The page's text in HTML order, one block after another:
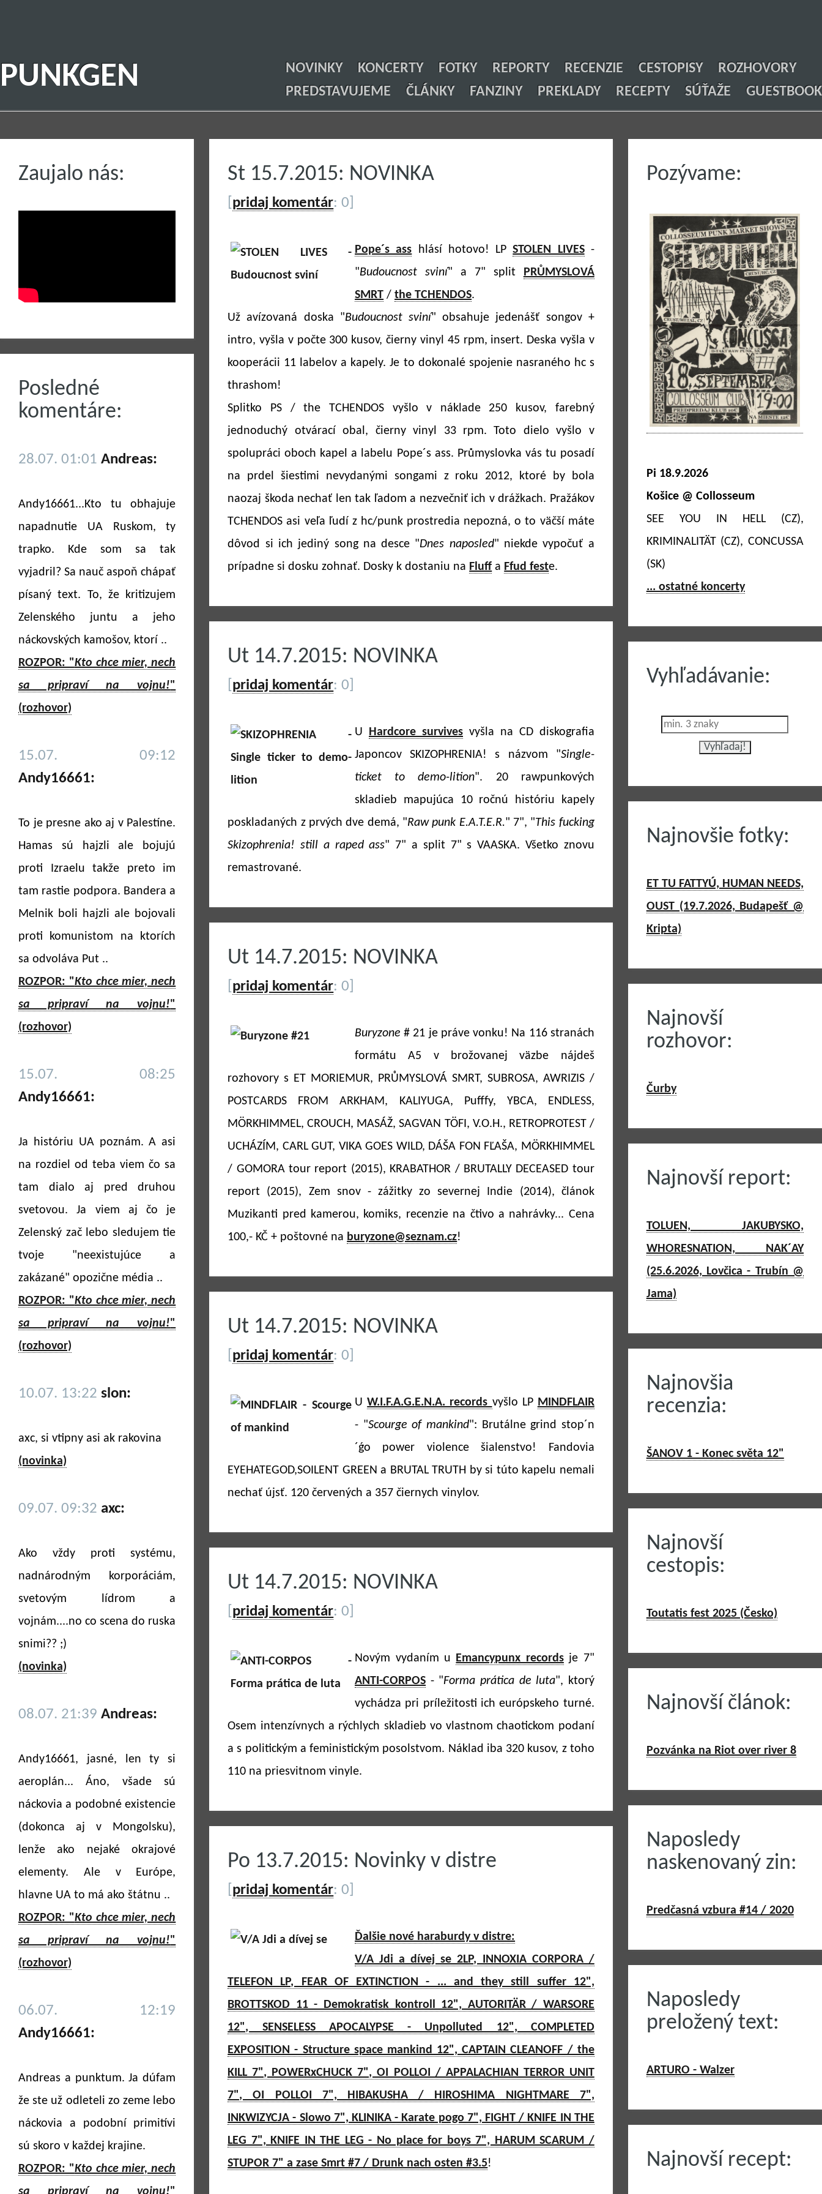
PUNKGEN NOVINKY KONCERTY FOTKY REPORTY RECENZIE CESTOPISY
ROZHOVORY
PREDSTAVUJEME
ČLÁNKY FANZINY PREKLADY RECEPTY SÚŤAŽE GUESTBOOK
Zaujalo nás:
Posledné
komentáre:
28.07. 01:01 Andreas:
Andy16661...Kto tu obhajuje
napadnutie UA Ruskom, ty
trapko. Kde som sa tak
vyjadril? Sa nauč aspoň chápať
písaný text. To, že kritizujem
Zelenského juntu a jeho
náckovských kamošov, ktorí ..
ROZPOR: "Kto chce mier, nech
sa pripraví na vojnu!"
(rozhovor)
15.07. 09:12
Andy16661:
To je presne ako aj v Palestíne.
Hamas sú hajzli ale bojujú
proti Izraelu takže preto im
tam rastie podpora. Bandera a
Melnik boli hajzli ale bojovali
proti komunistom na ktorích
sa odvoláva Put ..
ROZPOR: "Kto chce mier, nech
sa pripraví na vojnu!"
(rozhovor)
15.07. 08:25
Andy16661:
Ja históriu UA poznám. A asi
na rozdiel od teba viem čo sa
tam dialo aj pred druhou
svetovou. Ja viem aj čo je
Zelenský zač lebo sledujem tie
tvoje "neexistujúce a
zakázané" opozične média ..
ROZPOR: "Kto chce mier, nech
sa pripraví na vojnu!"
(rozhovor)
10.07. 13:22 slon:
axc, si vtipny asi ak rakovina
(novinka)
09.07. 09:32 axc:
Ako vždy proti systému,
nadnárodným korporáciám,
svetovým lídrom a
vojnám....no co scena do ruska
snimi?? ;)
(novinka)
08.07. 21:39 Andreas:
Andy16661, jasné, len ty si
aeroplán... Áno, všade sú
náckovia a podobné existencie
(dokonca aj v Mongolsku),
lenže ako nejaké okrajové
elementy. Ale v Európe,
hlavne UA to má ako štátnu ..
ROZPOR: "Kto chce mier, nech
sa pripraví na vojnu!"
(rozhovor)
06.07. 12:19
Andy16661:
Andreas a punktum. Ja dúfam
že ste už odleteli zo zeme lebo
náckovia a podobní primitívi
sú skoro v každej krajine.
ROZPOR: "Kto chce mier, nech
sa pripraví na vojnu!"
St 15.7.2015: NOVINKA
pridaj komentár: 0]
Pope´s ass hlásí hotovo! LPSTOLEN LIVES-
"Budoucnost sviní" a 7" split PRŮMYSLOVÁ
SMRT /the TCHENDOS.
Už avízovaná doska "Budoucnost sviní" obsahuje jedenášť songov +
intro, vyšla v počte 300 kusov, čierny vinyl 45 rpm, insert. Deska vyšla v
kooperácii 11 labelov a kapely. Je to dokonalé spojenie nasraného hc s
thrashom!
Splitko PS / the TCHENDOS vyšlo v náklade 250 kusov, farebný
jednoduchý otvárací obal, čierny vinyl 33 rpm. Toto dielo vyšlo v
spolupráci oboch kapel a labelu Pope´s ass. Průmyslovka vás tu posadí
na prdel šiestimi nevydanými songami z roku 2012, ktoré by bola
naozaj škoda nechať len tak ľadom a nezvečniť ich v drážkach. Pražákov
TCHENDOS asi veľa ľudí z hc/punk prostredia nepozná, o to väčší máte
dôvod si ich jediný song na desce "Dnes naposled" niekde vypočuť a
prípadne si dosku zohnať. Dosky k dostaniu na Fluff a Ffud feste.
Ut 14.7.2015: NOVINKA
pridaj komentár: 0]
U Hardcore survivesvyšla na CD diskografia
Japoncov SKIZOPHRENIA! s názvom "Single-
ticket to demo-lition". 20 rawpunkových
skladieb mapujúca 10 ročnú históriu kapely
poskladaných z prvých dve demá, "Raw punk E.A.T.E.R." 7", "This fucking
Skizophrenia! still a raped ass" 7" a split 7" s VAASKA. Všetko znovu
remastrované.
Ut 14.7.2015: NOVINKA
pridaj komentár: 0]
Buryzone # 21 je práve vonku! Na 116 stranách
formátu A5 v brožovanej väzbe nájdeš
rozhovory s ET MORIEMUR, PRŮMYSLOVÁ SMRT, SUBROSA, AWRIZIS /
POSTCARDS FROM ARKHAM, KALIYUGA, Pufffy, YBCA, ENDLESS,
MÖRKHIMMEL, CROUCH, MASÁŽ, SAGVAN TÖFI, V.O.H., RETROPROTEST /
UCHÁZÍM, CARL GUT, VIKA GOES WILD, DÁŠA FON FĽAŠA, MÖRKHIMMEL
/ GOMORA tour report (2015), KRABATHOR / BRUTALLY DECEASED tour
report (2015), Zem snov - zážitky zo severnej Indie (2014), článok
Muzikanti pred kamerou, komiks, recenzie na čtivo a nahrávky... Cena
100,- KČ + poštovné na buryzone@seznam.cz!
Ut 14.7.2015: NOVINKA
pridaj komentár: 0]
UW.I.F.A.G.E.N.A. records vyšlo LP MINDFLAIR
- "Scourge of mankind": Brutálne grind stop´n
´ǵo power violence šialenstvo! Fandovia
EYEHATEGOD,SOILENT GREEN a BRUTAL TRUTH by si túto kapelu nemali
nechať újsť. 120 červených a 357 čiernych vinylov.
Ut 14.7.2015: NOVINKA
pridaj komentár: 0]
Novým vydaním u Emancypunx recordsje 7"
ANTI-CORPOS - "Forma prática de luta", ktorý
vychádza pri príležitosti ich európskeho turné.
Osem intenzívnych a rýchlych skladieb vo vlastnom chaotickom podaní
a s politickým a feministickým posolstvom. Náklad iba 320 kusov, z toho
110 na priesvitnom vinyle.
Po 13.7.2015: Novinky v distre
pridaj komentár: 0]
Ďalšie nové haraburdy v distre:
V/A Jdi a dívej se 2LP, INNOXIA CORPORA /
TELEFON LP, FEAR OF EXTINCTION - ... and they still suffer 12",
BROTTSKOD 11 - Demokratisk kontroll 12", AUTORITÄR / WARSORE
12", SENSELESS APOCALYPSE - Unpolluted 12", COMPLETED
EXPOSITION - Structure space mankind 12", CAPTAIN CLEANOFF / the
KILL 7", POWERxCHUCK 7", OI POLLOI / APPALACHIAN TERROR UNIT
7", OI POLLOI 7", HIBAKUSHA / HIROSHIMA NIGHTMARE 7",
INKWIZYCJA - Slowo 7", KLINIKA - Karate pogo 7", FIGHT / KNIFE IN THE
LEG 7", KNIFE IN THE LEG - No place for boys 7", HARUM SCARUM /
STUPOR 7" a zase Smrt #7 / Drunk nach osten #3.5!
Pozývame:
Pi 18.9.2026
Košice @ Collosseum
SEE YOU IN HELL (CZ),
KRIMINALITÄT (CZ), CONCUSSA
(SK)
... ostatné koncerty
Vyhľadávanie:
Najnovšie fotky:
ET TU FATTYÚ, HUMAN NEEDS,
OUST (19.7.2026, Budapešť @
Kripta)
Najnovší
rozhovor:
Čurby
Najnovší report:
TOLUEN, JAKUBYSKO,
WHORESNATION, NAK´AY
(25.6.2026, Lovčica - Trubín @
Jama)
Najnovšia
recenzia:
ŠANOV 1 - Konec světa 12"
Najnovší
cestopis:
Toutatis fest 2025 (Česko)
Najnovší článok:
Pozvánka na Riot over river 8
Naposledy
naskenovaný zin:
Predčasná vzbura #14 / 2020
Naposledy
preložený text:
ARTURO - Walzer
Najnovší recept: